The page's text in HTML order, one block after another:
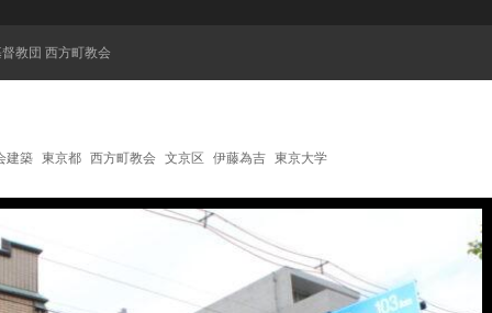
督教団 西方町教会
建築 東京都 西方町教会 文京区 伊藤為吉 東京大学